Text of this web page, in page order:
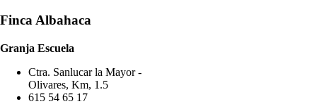
Finca Albahaca
Granja Escuela
Ctra. Sanlucar la Mayor -
Olivares, Km, 1.5
615 54 65 17